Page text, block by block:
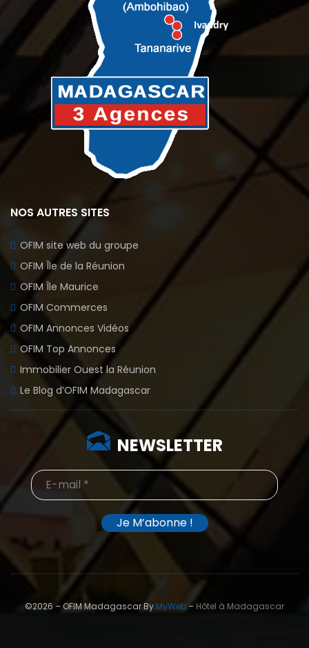
NOS AUTRES SITES
OFIM site web du groupe
OFIM Île de la Réunion
OFIM Île Maurice
OFIM Commerces
OFIM Annonces Vidéos
OFIM Top Annonces
Immobilier Ouest la Réunion
Le Blog d’OFIM Madagascar
NEWSLETTER
©2026 – OFIM Madagascar ByMyWeb– Hôtel à Madagascar